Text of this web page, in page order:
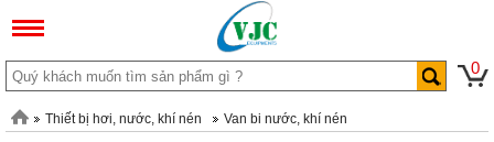
0
Thiết bị hơi, nước, khí nén Van bi nước, khí nén